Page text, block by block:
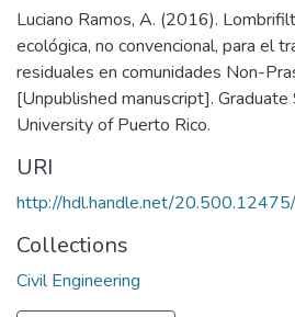
Luciano Ramos, A. (2016).
ecológica, no convencional, para el
residuales en comunidades Non-
[Unpublished manuscript].
University of Puerto Rico.
URI
http://hdl.handle.net/
Collections
Civil Engineering